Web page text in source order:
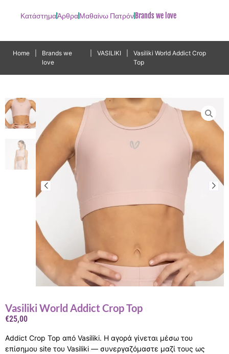
ΚατάστημαΆρθραΜαθαίνω Πατρόν Brands we love
Home
Brands we
love
VASILIKI
Vasiliki World Addict Crop
Top
Vasiliki World Addict Crop Top
€25,00
Addict Crop Top από Vasiliki. Η αγορά γίνεται μέσω του
επίσημου site του Vasiliki — συνεργαζόμαστε μαζί τους ως